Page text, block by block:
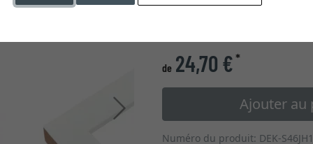
Continuer
de 24,70 €*
Ajouter au
Numéro du produit: DEK-